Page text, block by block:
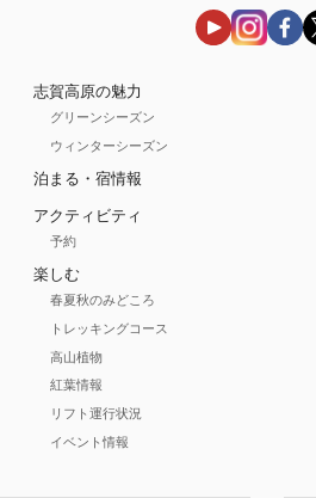
志賀高原の魅力
グリーンシーズン
ウィンターシーズン
泊まる・宿情報
アクティビティ
予約
楽しむ
春夏秋のみどころ
トレッキングコース
高山植物
紅葉情報
リフト運行状況
イベント情報